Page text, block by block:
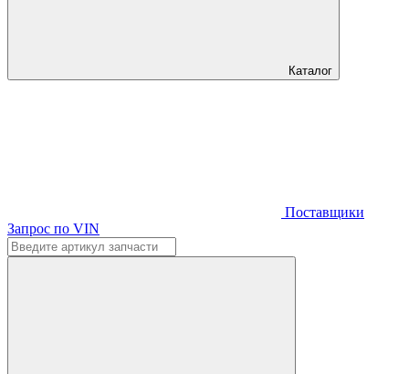
Каталог
Поставщики
Запрос по VIN